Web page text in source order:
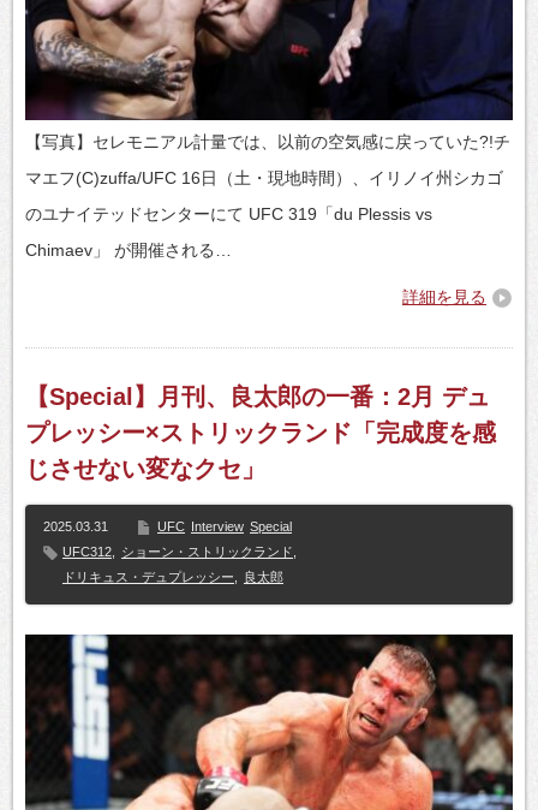
【写真】セレモニアル計量では、以前の空気感に戻っていた?!チ
マエフ(C)zuffa/UFC 16日（土・現地時間）、イリノイ州シカゴ
のユナイテッドセンターにて UFC 319「du Plessis vs
Chimaev」 が開催される…
詳細を見る
【Special】月刊、良太郎の一番：2月 デュ
プレッシー×ストリックランド「完成度を感
じさせない変なクセ」
2025.03.31 UFC Interview Special
UFC312
ショーン・ストリックランド
ドリキュス・デュプレッシー
良太郎